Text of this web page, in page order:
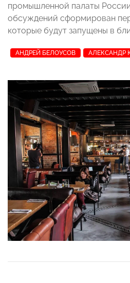
промышленной палаты
обсуждений сформирован
которые будут запущены в
АНДРЕЙ БЕЛОУСОВ АЛЕКСАНДР